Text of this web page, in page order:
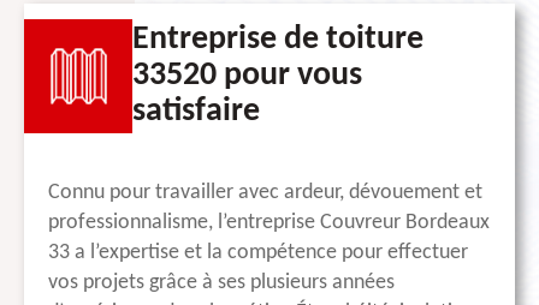
Entreprise de toiture
33520 pour vous
satisfaire
Connu pour travailler avec ardeur, dévouement et
professionnalisme, l’entreprise Couvreur Bordeaux
33 a l’expertise et la compétence pour effectuer
vos projets grâce à ses plusieurs années